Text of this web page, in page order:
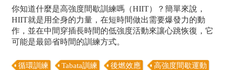
你知道什麼是高強度間歇訓練嗎（HIIT）？簡單來說，
HIIT就是用全身的力量，在短時間做出需要爆發力的動
作，並在中間穿插長時間的低強度活動來讓心跳恢復，它
可能是最節省時間的訓練方式。
循環訓練 Tabata訓練 後燃效應 高強度間歇運動